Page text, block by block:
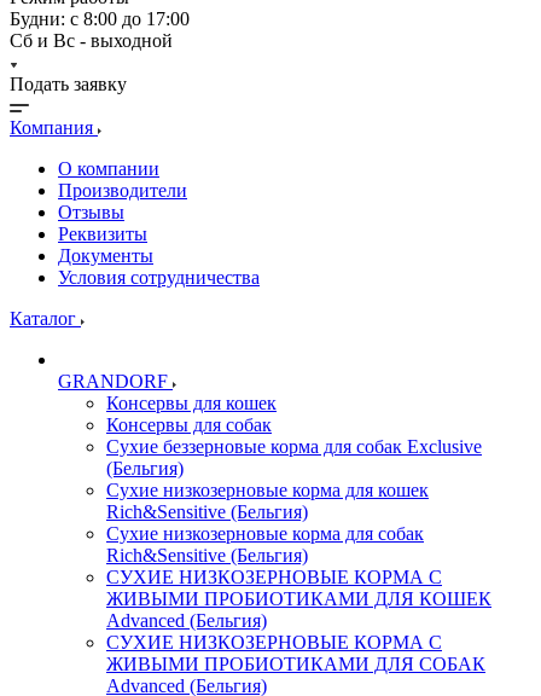
Будни: с 8:00 до 17:00
Сб и Вс - выходной
Подать заявку
Компания
О компании
Производители
Отзывы
Реквизиты
Документы
Условия сотрудничества
Каталог
GRANDORF
Консервы для кошек
Консервы для собак
Сухие беззерновые корма для собак Exclusive
(Бельгия)
Сухие низкозерновые корма для кошек
Rich&Sensitive (Бельгия)
Сухие низкозерновые корма для собак
Rich&Sensitive (Бельгия)
СУХИЕ НИЗКОЗЕРНОВЫЕ КОРМА С
ЖИВЫМИ ПРОБИОТИКАМИ ДЛЯ КОШЕК
Advanced (Бельгия)
СУХИЕ НИЗКОЗЕРНОВЫЕ КОРМА С
ЖИВЫМИ ПРОБИОТИКАМИ ДЛЯ СОБАК
Advanced (Бельгия)